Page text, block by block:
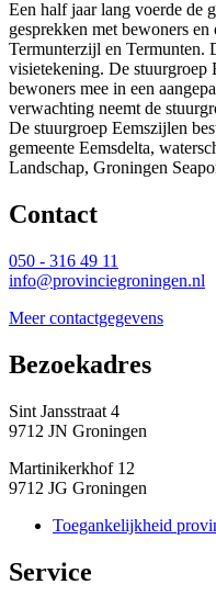
Een half jaar lang voerde de
gesprekken met bewoners
Termunterzijl en Termunten.
visietekening. De stuurgroep
bewoners mee in een
verwachting neemt de
De stuurgroep Eemszijlen
gemeente Eemsdelta,
Landschap, Groningen
Contact
050 - 316 49 11
info@provinciegroningen.nl
Meer contactgegevens
Bezoekadres
Sint Jansstraat 4
9712 JN Groningen
Martinikerkhof 12
9712 JG Groningen
Toegankelijkheid
Service